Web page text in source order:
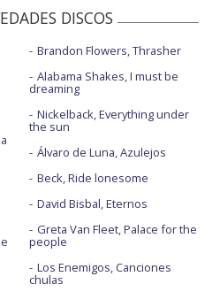
DISCOS
Brandon Flowers, Thrasher
Alabama Shakes, I must be
dreaming
Nickelback, Everything under
the sun
Álvaro de Luna, Azulejos
Beck, Ride lonesome
David Bisbal, Eternos
Greta Van Fleet, Palace for the
people
Los Enemigos, Canciones
chulas